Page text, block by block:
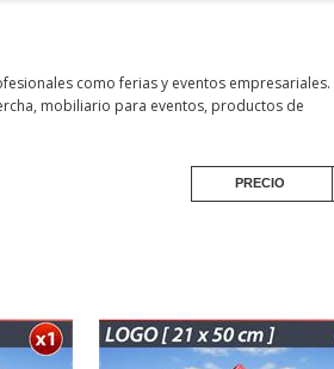
como ferias y eventos empresariales.
mobiliario para eventos, productos de
PRECIO